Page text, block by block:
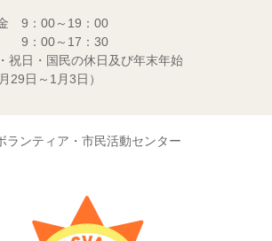
9：00～19：00
00～17：30
祝日・国民の休日及び年末年始
29日～1月3日）
ランティア・市民活動センター